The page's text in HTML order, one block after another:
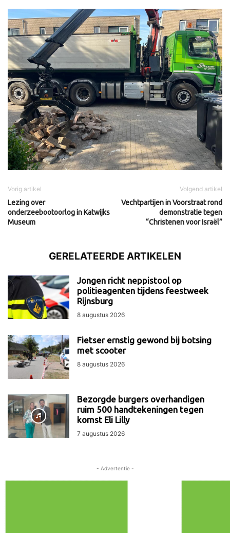
Vorig artikel
Lezing over
onderzeebootoorlog in Katwijks
Museum
Volgend artikel
Vechtpartijen in Voorstraat rond
demonstratie tegen
“Christenen voor Israël”
GERELATEERDE ARTIKELEN
Jongen richt neppistool op
politieagenten tijdens feestweek
Rijnsburg
8 augustus 2026
Fietser ernstig gewond bij botsing
met scooter
8 augustus 2026
Bezorgde burgers overhandigen
ruim 500 handtekeningen tegen
komst Eli Lilly
7 augustus 2026
- Advertentie -